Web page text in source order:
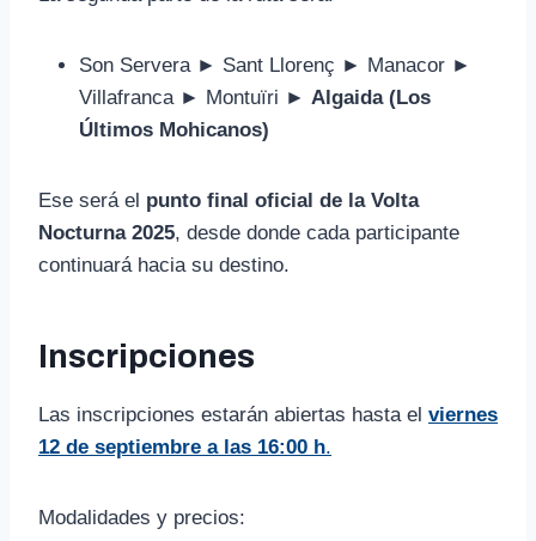
Son Servera ► Sant Llorenç ► Manacor ►
Villafranca ► Montuïri ► Algaida (Los
Últimos Mohicanos)
Ese será el punto final oficial de la Volta
Nocturna 2025, desde donde cada participante
continuará hacia su destino.
Inscripciones
Las inscripciones estarán abiertas hasta el viernes
12 de septiembre a las 16:00 h.
Modalidades y precios: